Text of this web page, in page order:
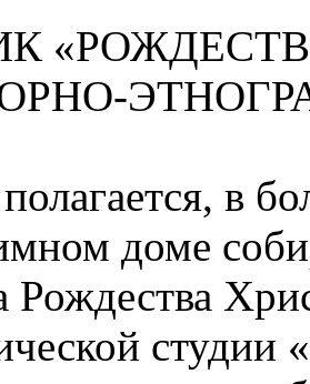
в
доме
Рождества